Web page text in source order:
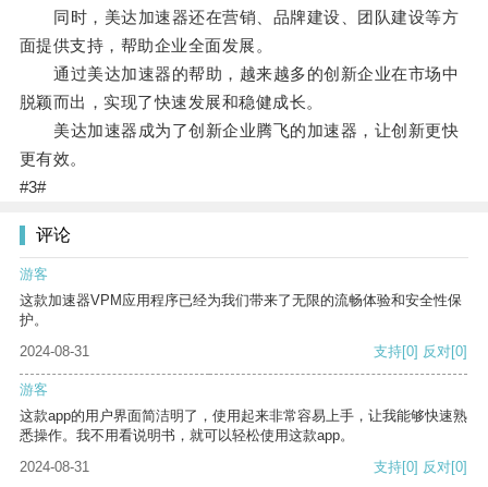
同时，美达加速器还在营销、品牌建设、团队建设等方
面提供支持，帮助企业全面发展。
通过美达加速器的帮助，越来越多的创新企业在市场中
脱颖而出，实现了快速发展和稳健成长。
美达加速器成为了创新企业腾飞的加速器，让创新更快
更有效。
#3#
评论
游客
这款加速器VPM应用程序已经为我们带来了无限的流畅体验和安全性保
护。
2024-08-31
支持[0] 反对[0]
游客
这款app的用户界面简洁明了，使用起来非常容易上手，让我能够快速熟
悉操作。我不用看说明书，就可以轻松使用这款app。
2024-08-31
支持[0] 反对[0]